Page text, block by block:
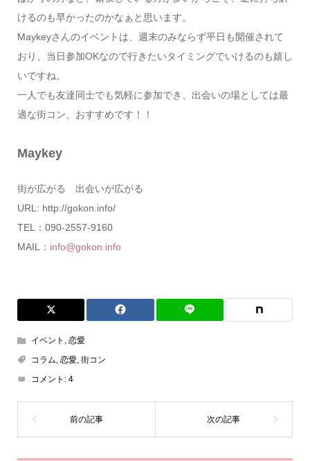
けるのも早かったのかなぁと思います。
Maykeyさんのイベントは、週末のみならず平日も開催されて
おり、当日参加OKなので行きたいタイミングでいけるのも嬉し
いですね。
一人でも友達同士でも気軽に参加でき、出会いの場としては最
適な街コン、おすすめです！！
Maykey
街が広がる 出会いが広がる
URL: http://gokon.info/
TEL：090-2557-9160
MAIL： info@gokon.info
イベント , 恋愛
コラム, 恋愛, 街コン
コメント: 4